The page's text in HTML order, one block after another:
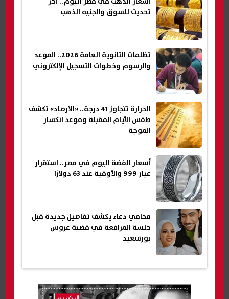
تحديث للسوق والجنيه الذهب
تظلمات الثانوية العامة 2026.. الموعد
والرسوم وخطوات التسجيل الإلكتروني
الحرارة تتجاوز 41 درجة.. «الأرصاد» تكشف
طقس الأيام المقبلة وموعد انكسار
الموجة
أسعار الفضة اليوم في مصر.. استقرار
عيار 999 والأوقية عند 63 دولارًا
محامي دعاء يكشف تفاصيل جديدة قبل
جلسة المرافعة في قضية عروس
بورسعيد